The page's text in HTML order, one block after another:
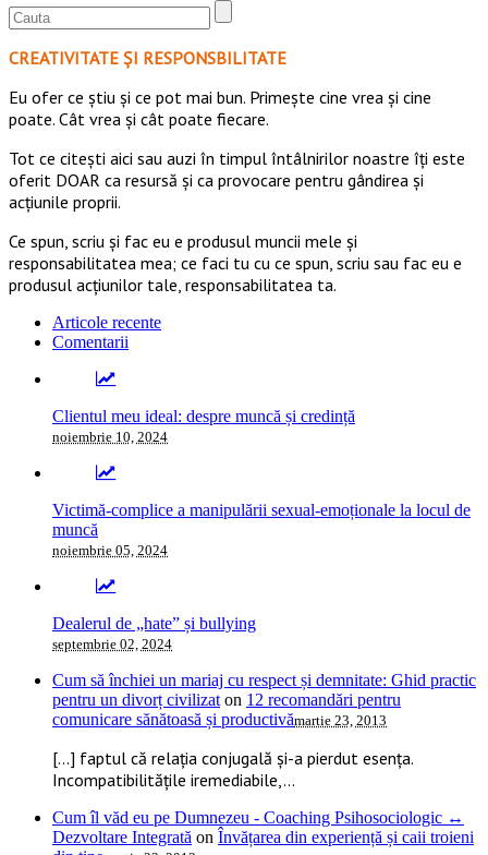
CREATIVITATE ȘI RESPONSBILITATE
Eu ofer ce ştiu şi ce pot mai bun. Primeşte cine vrea şi cine
poate. Cât vrea şi cât poate fiecare.
Tot ce citești aici sau auzi în timpul întâlnirilor noastre îți este
oferit DOAR ca resursă şi ca provocare pentru gândirea și
acţiunile proprii.
Ce spun, scriu și fac eu e produsul muncii mele și
responsabilitatea mea; ce faci tu cu ce spun, scriu sau fac eu e
produsul acțiunilor tale, responsabilitatea ta.
Articole recente
Comentarii
Clientul meu ideal: despre muncă și credință
noiembrie 10, 2024
Victimă-complice a manipulării sexual-emoționale la locul de
muncă
noiembrie 05, 2024
Dealerul de „hate” și bullying
septembrie 02, 2024
Cum să închiei un mariaj cu respect și demnitate: Ghid practic
pentru un divorț civilizat on 12 recomandări pentru
comunicare sănătoasă și productivămartie 23, 2013
[…] faptul că relația conjugală și-a pierdut esența.
Incompatibilitățile iremediabile,...
Cum îl văd eu pe Dumnezeu - Coaching Psihosociologic ↔
Dezvoltare Integrată on Învățarea din experiență și caii troieni